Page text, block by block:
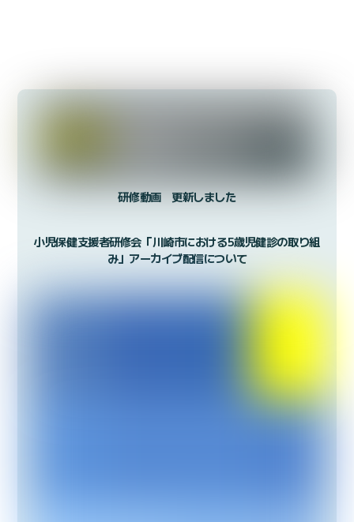
研修動画 更新しました
小児保健支援者研修会「川崎市における5歳児健診の取り組
み」アーカイブ配信について